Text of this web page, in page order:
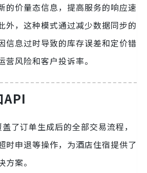
的价量态信息，提高服务的响应速
外，这种模式通过减少数据同步的
信息过时导致的库存误差和定价错
风险和客户投诉率。
API
盖了订单生成后的全部交易流程，
时申退等操作，为酒店住宿提供了
案。